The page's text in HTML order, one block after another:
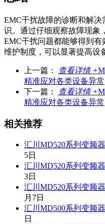
EMC干扰故障的诊断和解
识。通过仔细观察故障现象
EMC干扰问题都能够得到
维护制度，可以显著提高设
上一篇： 查看详情 +
精准应对各类设备异常
下一篇：
查看详情 +
精准应对各类设备异常
相关推荐
汇川MD520系列变频
5日
汇川MD520系列变频
3日
汇川MD520系列变频
月7日
汇川MD500系列变频
日